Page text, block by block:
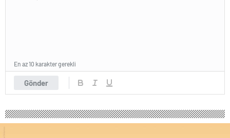
Gönder
En az 10 karakter gerekli